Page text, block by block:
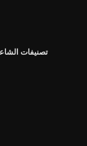
تصنيفات